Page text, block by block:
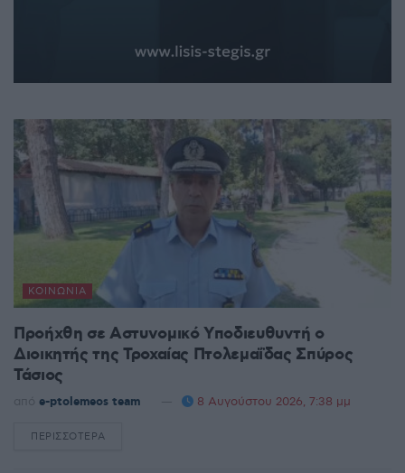
ΚΟΙΝΩΝΊΑ
Προήχθη σε Αστυνομικό Υποδιευθυντή ο
Διοικητής της Τροχαίας Πτολεμαΐδας Σπύρος
Τάσιος
από e-ptolemeos team 8 Αυγούστου 2026, 7:38 μμ
ΠΕΡΙΣΣΌΤΕΡΑ